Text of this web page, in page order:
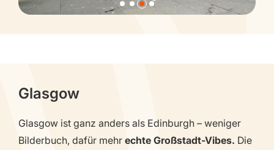
Glasgow
Glasgow ist ganz anders als Edinburgh – weniger
Bilderbuch, dafür mehr echte Großstadt-Vibes. Die